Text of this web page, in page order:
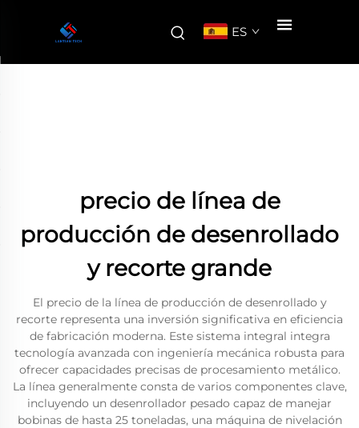
ES
precio de línea de
producción de desenrollado
y recorte grande
El precio de la línea de producción de desenrollado y
recorte representa una inversión significativa en eficiencia
de fabricación moderna. Este sistema integral integra
tecnología avanzada con ingeniería mecánica robusta para
ofrecer capacidades precisas de procesamiento metálico.
La línea generalmente consta de varios componentes clave,
incluyendo un desenrollador pesado capaz de manejar
bobinas de hasta 25 toneladas, una máquina de nivelación